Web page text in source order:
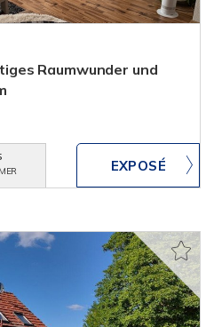
Raumwunder und